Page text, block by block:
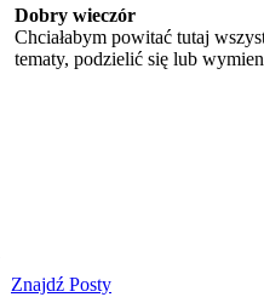
Dobry wieczór
Chciałabym powitać tutaj
tematy, podzielić się lub
Znajdź Posty